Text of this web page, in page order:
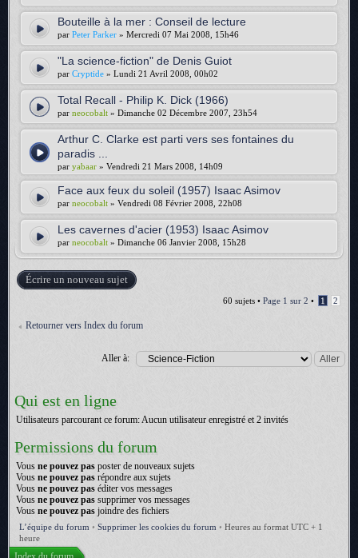
Bouteille à la mer : Conseil de lecture
par Peter Parker » Mercredi 07 Mai 2008, 15h46
"La science-fiction" de Denis Guiot
par Cryptide » Lundi 21 Avril 2008, 00h02
Total Recall - Philip K. Dick (1966)
par neocobalt » Dimanche 02 Décembre 2007, 23h54
Arthur C. Clarke est parti vers ses fontaines du
paradis ...
par yabaar » Vendredi 21 Mars 2008, 14h09
Face aux feux du soleil (1957) Isaac Asimov
par neocobalt » Vendredi 08 Février 2008, 22h08
Les cavernes d'acier (1953) Isaac Asimov
par neocobalt » Dimanche 06 Janvier 2008, 15h28
Écrire un nouveau sujet
60 sujets • Page 1 sur 2 • 1 2
Retourner vers Index du forum
Aller à:
Qui est en ligne
Utilisateurs parcourant ce forum: Aucun utilisateur enregistré et 2 invités
Permissions du forum
Vous ne pouvez pas poster de nouveaux sujets
Vous ne pouvez pas répondre aux sujets
Vous ne pouvez pas éditer vos messages
Vous ne pouvez pas supprimer vos messages
Vous ne pouvez pas joindre des fichiers
L’équipe du forum • Supprimer les cookies du forum • Heures au format UTC + 1
heure